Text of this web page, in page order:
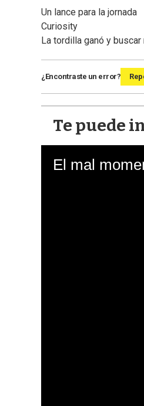
Un lance para la jornada
Curiosity
La tordilla ganó y
¿Encontraste un error?
Te puede